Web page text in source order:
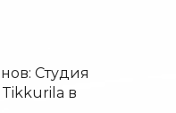
Студия
в